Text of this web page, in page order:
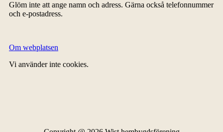
Glöm inte att ange namn och adress. Gärna också telefonnummer
och e-postadress.
Om webplatsen
Vi använder inte cookies.